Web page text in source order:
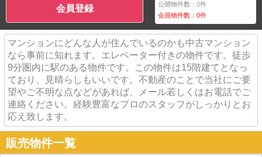
会員登録 公開物件数：0件
会員物件数：0件
マンションにどんな人が住んでいるのかも中古マンション
なら事前に知れます。エレベーター付きの物件です。徒歩
9分圏内に駅のある物件です。この物件は15階建てとなっ
ており、見晴らしもいいです。不動産のことで当社にご要
望やご不明な点などがあれば、メール若しくはお電話でご
連絡ください。経験豊富なプロのスタッフがしっかりとお
応え致します。
販売物件一覧